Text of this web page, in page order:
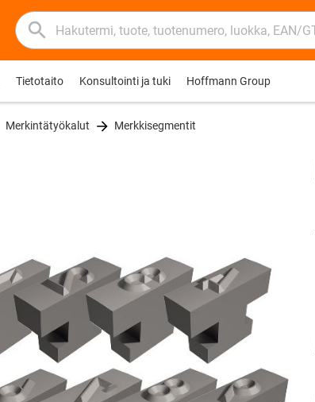
Haku
Hakutermi,
tuote,
tuotenumero,
merkki...
Tietotaito Konsultointi ja tuki Hoffmann Group
Merkintätyökalut Merkkisegmentit